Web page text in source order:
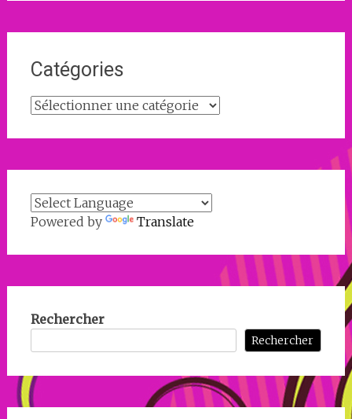
Catégories
Catégories
Powered by Translate
Rechercher
Rechercher